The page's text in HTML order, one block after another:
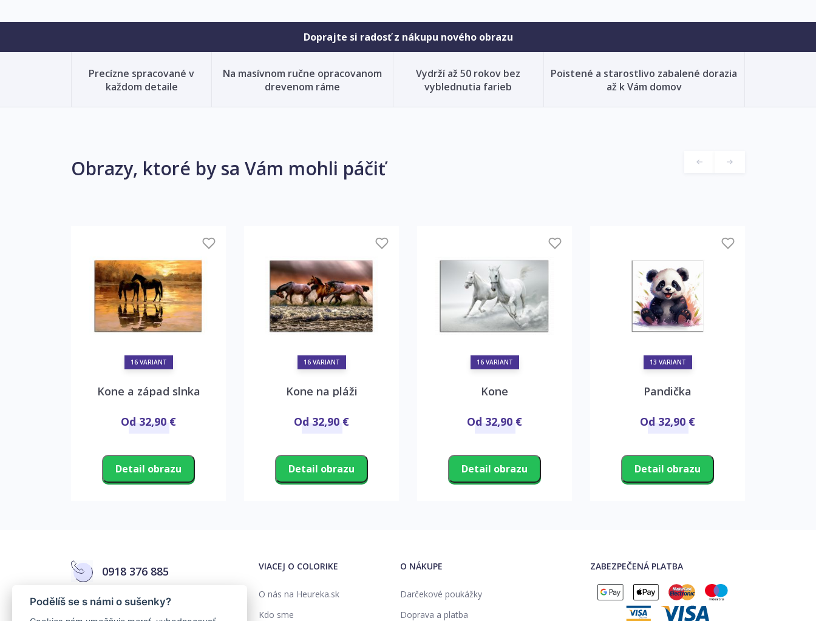
Doprajte si radosť z nákupu nového obrazu
Precízne spracované v
každom detaile
Na masívnom ručne opracovanom
drevenom ráme
Vydrží až 50 rokov bez
vyblednutia farieb
Poistené a starostlivo zabalené dorazia
až k Vám domov
Obrazy, ktoré by sa Vám mohli páčiť
16 VARIANT
Kone a západ slnka
Od 32,90 €
Detail obrazu
16 VARIANT
Kone na pláži
Od 32,90 €
Detail obrazu
16 VARIANT
Kone
Od 32,90 €
Detail obrazu
13 VARIANT
Pandička
Od 32,90 €
Detail obrazu
0918 376 885
info@colorika.sk
VIACEJ O COLORIKE
O nás na Heureka.sk
Kdo sme
O NÁKUPE
Darčekové poukážky
Doprava a platba
ZABEZPEČENÁ PLATBA
Podělíš se s námi o sušenky?